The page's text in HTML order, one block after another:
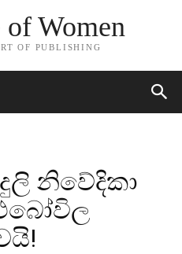
of Women
OF PUBLISHING
නිවේදිකා